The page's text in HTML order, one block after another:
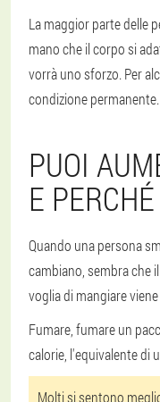
La maggior parte delle
mano che il corpo si
vorrà uno sforzo. Per
condizione permanente.
PUOI
E
Quando una persona
cambiano, sembra che
voglia di mangiare
Fumare, fumare un
calorie, l'equivalente di
Molti si sentono